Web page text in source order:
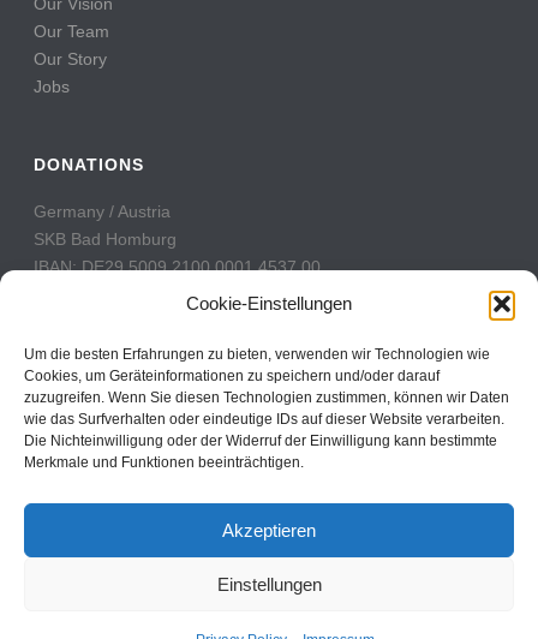
Cookie-Einstellungen
Um die besten Erfahrungen zu bieten, verwenden wir Technologien wie
Cookies, um Geräteinformationen zu speichern und/oder darauf
zuzugreifen. Wenn Sie diesen Technologien zustimmen, können wir Daten
wie das Surfverhalten oder eindeutige IDs auf dieser Website verarbeiten.
Die Nichteinwilligung oder der Widerruf der Einwilligung kann bestimmte
Merkmale und Funktionen beeinträchtigen.
Akzeptieren
Einstellungen
Our Team
Our Story
Jobs
DONATIONS
Germany / Austria
SKB Bad Homburg
IBAN: DE29 5009 2100 0001 4537 00
BIC: GENODE51BH2
Switzerland
PostFinance
Konto: 60-742493-7
IBAN: CH31 0900 0000 6074 2493 7
BIC: POFICHBEXXX
Contact